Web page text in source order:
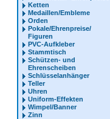
Ketten
Medaillen/Embleme
Orden
Pokale/Ehrenpreise/
Figuren
PVC-Aufkleber
Stammtisch
Schützen- und
Ehrenscheiben
Schlüsselanhänger
Teller
Uhren
Uniform-Effekten
Wimpel/Banner
Zinn